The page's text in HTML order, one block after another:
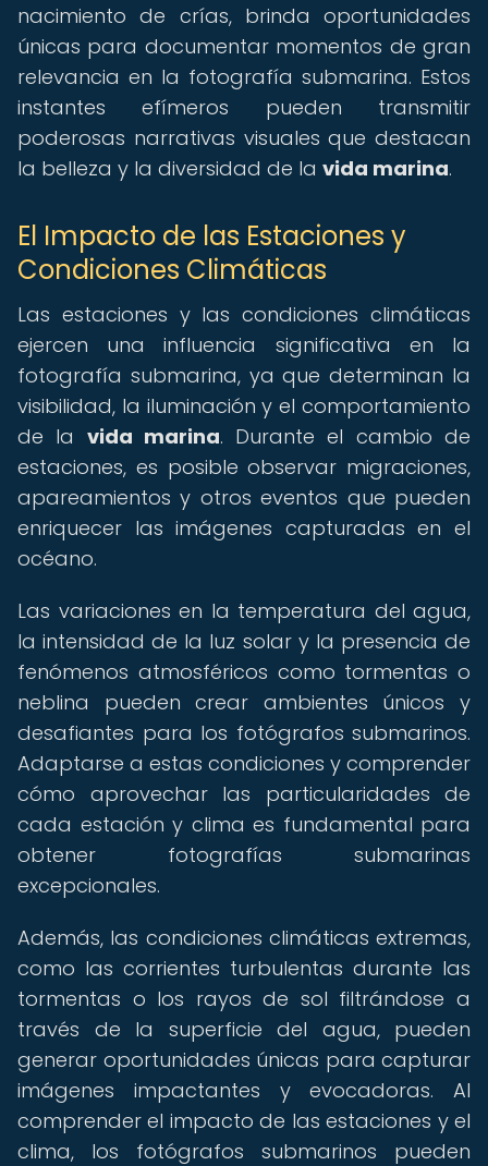
nacimiento de crías, brinda oportunidades
únicas para documentar momentos de gran
relevancia en la fotografía submarina. Estos
instantes efímeros pueden transmitir
poderosas narrativas visuales que destacan
la belleza y la diversidad de la vida marina.
El Impacto de las Estaciones y
Condiciones Climáticas
Las estaciones y las condiciones climáticas
ejercen una influencia significativa en la
fotografía submarina, ya que determinan la
visibilidad, la iluminación y el comportamiento
de la vida marina. Durante el cambio de
estaciones, es posible observar migraciones,
apareamientos y otros eventos que pueden
enriquecer las imágenes capturadas en el
océano.
Las variaciones en la temperatura del agua,
la intensidad de la luz solar y la presencia de
fenómenos atmosféricos como tormentas o
neblina pueden crear ambientes únicos y
desafiantes para los fotógrafos submarinos.
Adaptarse a estas condiciones y comprender
cómo aprovechar las particularidades de
cada estación y clima es fundamental para
obtener fotografías submarinas
excepcionales.
Además, las condiciones climáticas extremas,
como las corrientes turbulentas durante las
tormentas o los rayos de sol filtrándose a
través de la superficie del agua, pueden
generar oportunidades únicas para capturar
imágenes impactantes y evocadoras. Al
comprender el impacto de las estaciones y el
clima, los fotógrafos submarinos pueden